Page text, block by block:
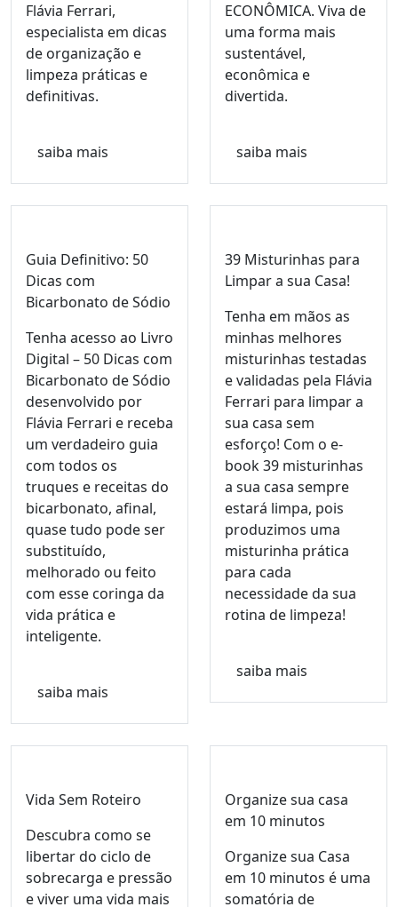
Flávia Ferrari,
especialista em dicas
de organização e
limpeza práticas e
definitivas.
saiba mais
ECONÔMICA. Viva de
uma forma mais
sustentável,
econômica e
divertida.
saiba mais
Guia Definitivo: 50
Dicas com
Bicarbonato de Sódio
Tenha acesso ao Livro
Digital – 50 Dicas com
Bicarbonato de Sódio
desenvolvido por
Flávia Ferrari e receba
um verdadeiro guia
com todos os
truques e receitas do
bicarbonato, afinal,
quase tudo pode ser
substituído,
melhorado ou feito
com esse coringa da
vida prática e
inteligente.
saiba mais
39 Misturinhas para
Limpar a sua Casa!
Tenha em mãos as
minhas melhores
misturinhas testadas
e validadas pela Flávia
Ferrari para limpar a
sua casa sem
esforço! Com o e-
book 39 misturinhas
a sua casa sempre
estará limpa, pois
produzimos uma
misturinha prática
para cada
necessidade da sua
rotina de limpeza!
saiba mais
Vida Sem Roteiro
Descubra como se
libertar do ciclo de
sobrecarga e pressão
e viver uma vida mais
Organize sua casa
em 10 minutos
Organize sua Casa
em 10 minutos é uma
somatória de